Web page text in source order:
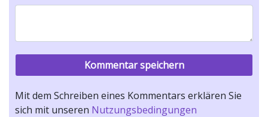
Mit dem Schreiben eines Kommentars erklären Sie
sich mit unseren Nutzungsbedingungen